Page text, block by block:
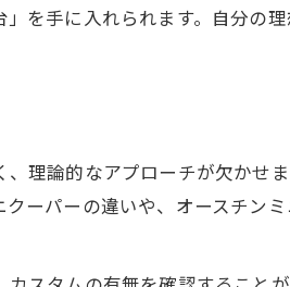
付き合うための心得
の信頼関係を築く日常点検方法
心して付き合うメンテナンスの
古車の長期所有ポイント
ニを楽しむための選び方
を手に入れられます。自分の
理論的なアプローチが欠かせ
ーパーの違いや、オースチン